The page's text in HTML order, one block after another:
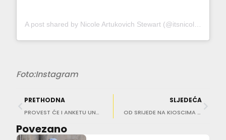
Foto:Instagram
PRETHODNA
PROVEST ĆE I ANKETU UNUTAR ZIDINA Dino Bečić predstavlja istraživanje o utjecaju turizma na Grad
SLJEDEĆA
OD SRIJEDE NA KIOSCIMA Čeka vas novi broj DuLista!
Povezano